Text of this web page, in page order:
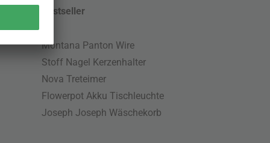
Bestseller
Montana Panton Wire
Stoff Nagel Kerzenhalter
Nova Treteimer
Flowerpot Akku Tischleuchte
Joseph Joseph Wäschekorb